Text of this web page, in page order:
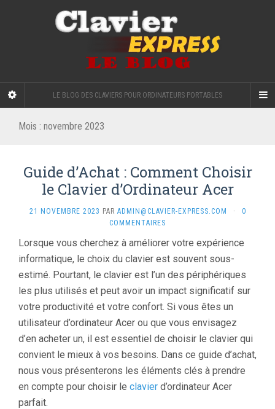
LE BLOG DES CLAVIERS POUR ORDINATEURS PORTABLES
Mois : novembre 2023
Guide d’Achat : Comment Choisir
le Clavier d’Ordinateur Acer
21 NOVEMBRE 2023 PAR ADMIN@CLAVIER-EXPRESS.COM ·
0
COMMENTAIRES
Lorsque vous cherchez à améliorer votre expérience
informatique, le choix du clavier est souvent sous-
estimé. Pourtant, le clavier est l’un des périphériques
les plus utilisés et peut avoir un impact significatif sur
votre productivité et votre confort. Si vous êtes un
utilisateur d’ordinateur Acer ou que vous envisagez
d’en acheter un, il est essentiel de choisir le clavier qui
convient le mieux à vos besoins. Dans ce guide d’achat,
nous vous présenterons les éléments clés à prendre
en compte pour choisir le clavier d’ordinateur Acer
parfait.